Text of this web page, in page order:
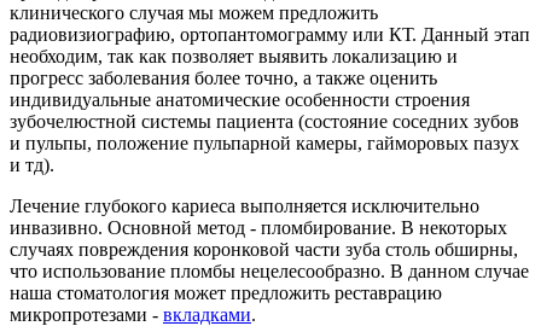
клинического случая мы можем предложить
радиовизиографию, ортопантомограмму или КТ. Данный этап
необходим, так как позволяет выявить локализацию и
прогресс заболевания более точно, а также оценить
индивидуальные анатомические особенности строения
зубочелюстной системы пациента (состояние соседних зубов
и пульпы, положение пульпарной камеры, гайморовых пазух
и тд).
Лечение глубокого кариеса выполняется исключительно
инвазивно. Основной метод - пломбирование. В некоторых
случаях повреждения коронковой части зуба столь обширны,
что использование пломбы нецелесообразно. В данном случае
наша стоматология может предложить реставрацию
микропротезами - вкладками.